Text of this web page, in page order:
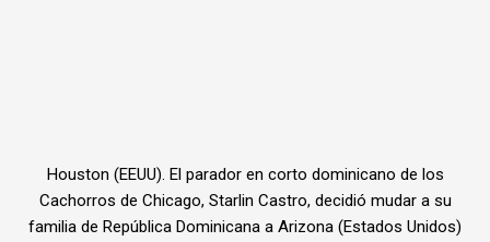
Houston (EEUU). El parador en corto dominicano de los
Cachorros de Chicago, Starlin Castro, decidió mudar a su
familia de República Dominicana a Arizona (Estados Unidos)